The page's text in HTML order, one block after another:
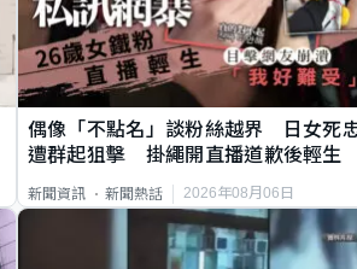
偶像「不點名」談粉絲越界 日女死
遭群起狙擊 掛繩開直播道歉後輕生
新聞資訊 新聞熱話 2026年08月06日